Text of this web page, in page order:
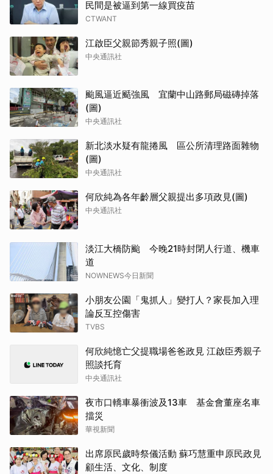
民間是被逼到第一線買疫苗
CTWANT
江啟臣父親節秀親子照(圖)
中央通訊社
颱風逼近颳強風 宜蘭中山路郵局磁磚掉落
(圖)
中央通訊社
新北淡水疑有龍捲風 區公所清理路面雜物
(圖)
中央通訊社
何欣純為各年齡層父親提出多項政見(圖)
中央通訊社
淡江大橋防颱 今晚21時封閉人行道、機車
道
NOWNEWS今日新聞
小朋友公園「鬼抓人」變打人？家長加入理
論反互控傷害
TVBS
何欣純憶亡父提職場爸爸政見 江啟臣秀親子
照談托育
中央通訊社
夜市口轎車暴衝波及13車 基金會董座名車
擋災
華視新聞
出席原民歲時祭儀活動 蘇巧慧重申原民政見
顧生活、文化、制度